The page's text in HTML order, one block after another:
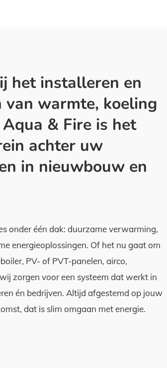
het installeren en
van warmte, koeling
& Fire is het
achter uw
in nieuwbouw en
onder één dak: duurzame verwarming,
energieoplossingen. Of het nu gaat om
PV- of PVT-panelen, airco,
zorgen voor een systeem dat werkt in
én bedrijven. Altijd afgestemd op jouw
dat is slim omgaan met energie.